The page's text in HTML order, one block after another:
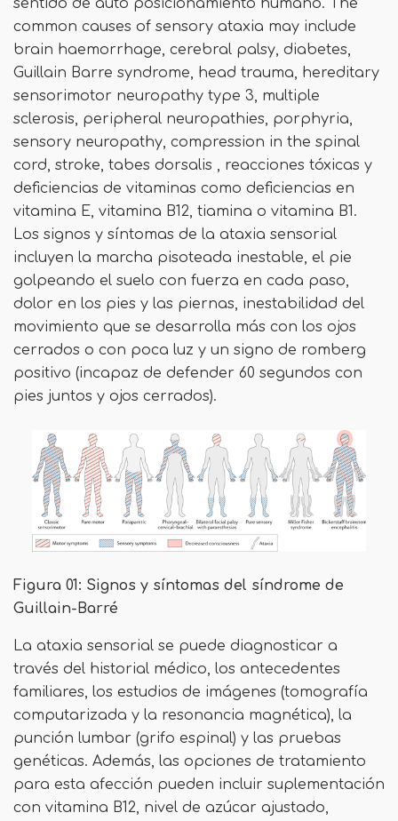
sentido de auto posicionamiento humano. The
common causes of sensory ataxia may include
brain haemorrhage, cerebral palsy, diabetes,
Guillain Barre syndrome, head trauma, hereditary
sensorimotor neuropathy type 3, multiple
sclerosis, peripheral neuropathies, porphyria,
sensory neuropathy, compression in the spinal
cord, stroke, tabes dorsalis , reacciones tóxicas y
deficiencias de vitaminas como deficiencias en
vitamina E, vitamina B12, tiamina o vitamina B1.
Los signos y síntomas de la ataxia sensorial
incluyen la marcha pisoteada inestable, el pie
golpeando el suelo con fuerza en cada paso,
dolor en los pies y las piernas, inestabilidad del
movimiento que se desarrolla más con los ojos
cerrados o con poca luz y un signo de romberg
positivo (incapaz de defender 60 segundos con
pies juntos y ojos cerrados).
Figura 01: Signos y síntomas del síndrome de
Guillain-Barré
La ataxia sensorial se puede diagnosticar a
través del historial médico, los antecedentes
familiares, los estudios de imágenes (tomografía
computarizada y la resonancia magnética), la
punción lumbar (grifo espinal) y las pruebas
genéticas. Además, las opciones de tratamiento
para esta afección pueden incluir suplementación
con vitamina B12, nivel de azúcar ajustado,